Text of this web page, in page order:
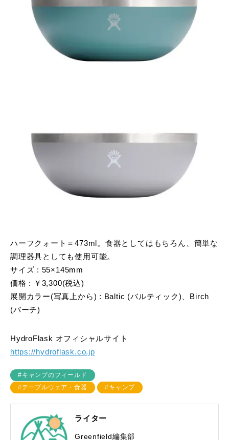
ハーフクォート＝473ml。食器としてはもちろん、簡単な
調理器具としても使用可能。
サイズ : 55×145mm
価格 : ￥3,300(税込)
展開カラー(写真上から) : Baltic (バルティック)、Birch
(バーチ)
HydroFlask オフィシャルサイト
​https://hydroflask.co.jp
#キャンプのフィールド
#テーブルウェア・食器
#キャンプ
ライター
Greenfield編集部